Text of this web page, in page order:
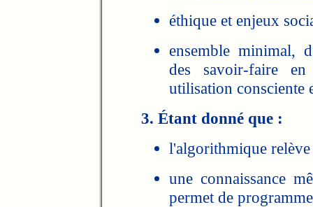
éthique et enjeux
ensemble minimal,
des savoir-faire
utilisation consciente
3. Étant donné que :
l'algorithmique
une connaissance
permet de